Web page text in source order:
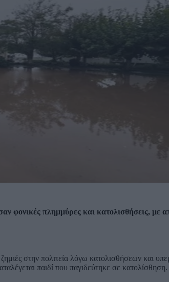
φονικές πλημμύρες και κατολισθήσεις, με
στην πολιτεία λόγω κατολισθήσεων και
παιδί που παγιδεύτηκε σε κατολίσθηση.